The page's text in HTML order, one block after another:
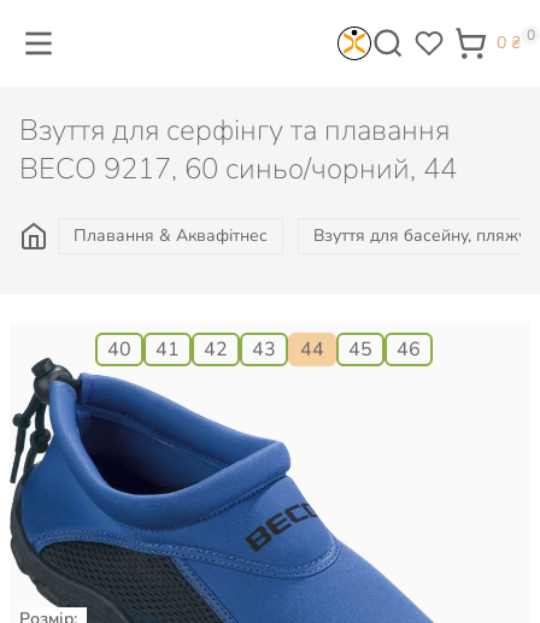
0 ₴ 0
Взуття для серфінгу та плавання
BECO 9217, 60 синьо/чорний, 44
Плавання & Аквафітнес Взуття для басейну, пляжу,
40 41 42 43 44 45 46
745
Є в наявності
КУПИТИ